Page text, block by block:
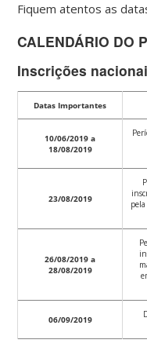
Fiquem atentos as
CALENDÁRIO DO
Inscrições
Datas Importantes
10/06/2019 a
18/08/2019
23/08/2019
26/08/2019 a
28/08/2019
06/09/2019